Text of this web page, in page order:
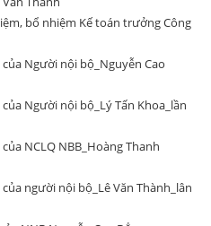
bổ nhiệm Kế toán trưởng Công
Người nội bộ_Nguyễn Cao
Người nội bộ_Lý Tấn Khoa_lần
NCLQ NBB_Hoàng Thanh
người nội bộ_Lê Văn Thành_lân